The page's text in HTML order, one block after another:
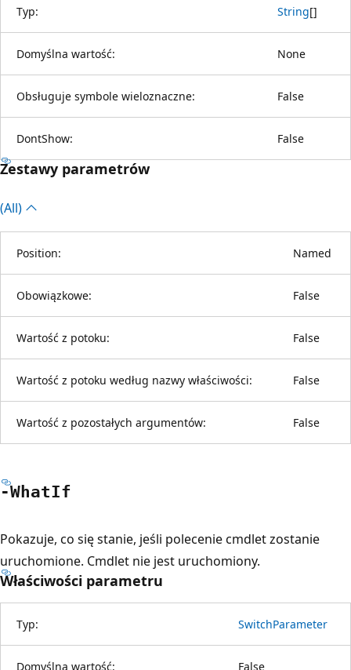
Typ: String[]
Domyślna wartość: None
Obsługuje symbole wieloznaczne: False
DontShow: False
Zestawy parametrów
(All)
Position: Named
Obowiązkowe: False
Wartość z potoku: False
Wartość z potoku według nazwy właściwości: False
Wartość z pozostałych argumentów: False
-WhatIf
Pokazuje, co się stanie, jeśli polecenie cmdlet zostanie
uruchomione. Cmdlet nie jest uruchomiony.
Właściwości parametru
Typ: SwitchParameter
Domyślna wartość: False